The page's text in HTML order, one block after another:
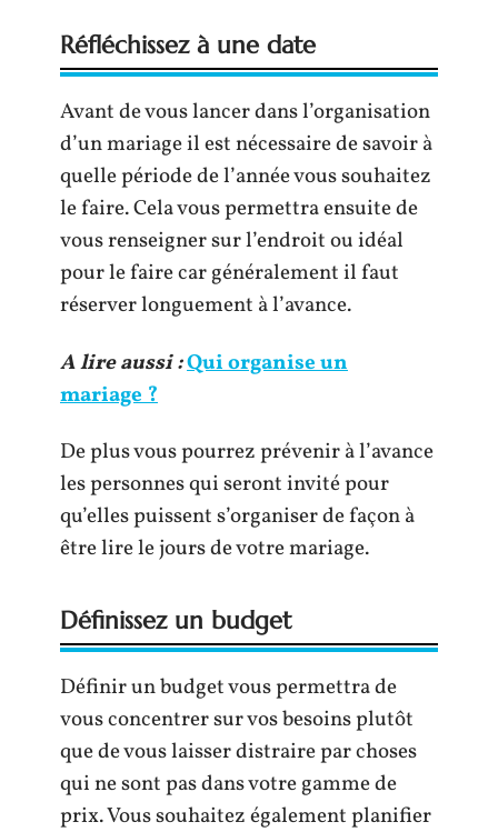
Réfléchissez à une date
Avant de vous lancer dans l’organisation
d’un mariage il est nécessaire de savoir à
quelle période de l’année vous souhaitez
le faire. Cela vous permettra ensuite de
vous renseigner sur l’endroit ou idéal
pour le faire car généralement il faut
réserver longuement à l’avance.
A lire aussi :Qui organise un
mariage ?
De plus vous pourrez prévenir à l’avance
les personnes qui seront invité pour
qu’elles puissent s’organiser de façon à
être lire le jours de votre mariage.
Définissez un budget
Définir un budget vous permettra de
vous concentrer sur vos besoins plutôt
que de vous laisser distraire par choses
qui ne sont pas dans votre gamme de
prix. Vous souhaitez également planifier